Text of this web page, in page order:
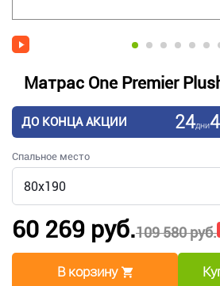
Матрас One Premier
ДО КОНЦА АКЦИИ 24дни4
Спальное место
109 580 руб.
60 269 руб.
В корзину